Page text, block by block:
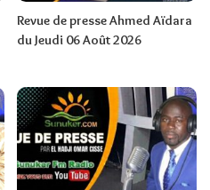
Revue de presse Ahmed Aïdara
du Jeudi 06 Août 2026